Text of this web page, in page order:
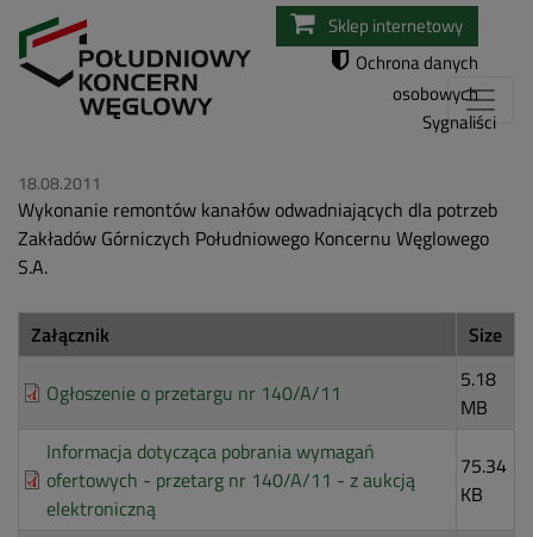
Przejdź
do
Sklep internetowy
Ochrona danych
osobowych
Sygnaliści
18.08.2011
Wykonanie remontów kanałów odwadniających dla potrzeb
Zakładów Górniczych Południowego Koncernu Węglowego
S.A.
Załącznik Size
Ogłoszenie o przetargu nr 140/A/11
5.18
MB
Informacja dotycząca pobrania wymagań
ofertowych - przetarg nr 140/A/11 - z aukcją
elektroniczną
75.34
KB